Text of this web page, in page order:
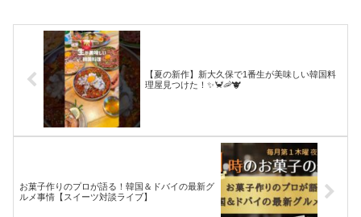
【夏の新作】新大久保で1番生が美味しい韓国料
理屋見つけた！✨🦀🦐🐮
お菓子作りのプロが語る！韓国＆ドバイの最新グ
ルメ事情【スイーツ対談ライブ】